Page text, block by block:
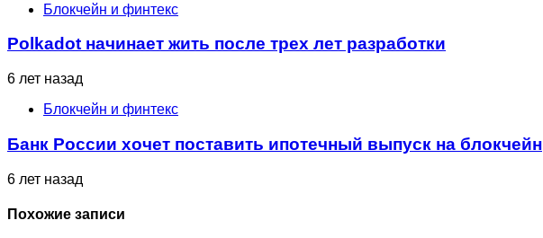
Блокчейн и финтекс
Polkadot начинает жить после трех лет разработки
6 лет назад
Блокчейн и финтекс
Банк России хочет поставить ипотечный выпуск на блокчейн
6 лет назад
Похожие записи